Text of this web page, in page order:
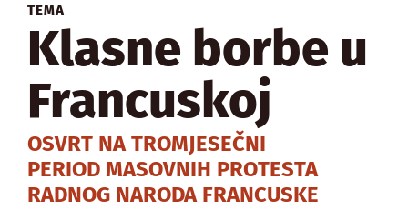
TEMA
Klasne borbe u
Francuskoj
OSVRT NA TROMJESEČNI
PERIOD MASOVNIH PROTESTA
RADNOG NARODA FRANCUSKE